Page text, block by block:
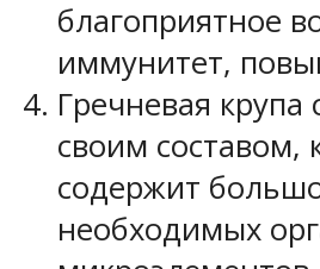
благоприятное
иммунитет,
Гречневая крупа
своим составом,
содержит
необходимых